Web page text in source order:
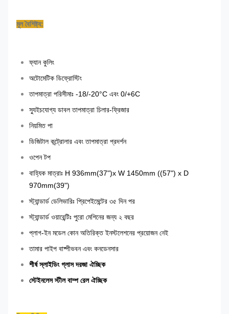
মূল বৈশিষ্ট্য:
ফ্যান কুলিং
অটোমেটিক ডিফ্রোস্টিং
তাপমাত্রা পরিসীমাঃ -18/-20°C এবং 0/+6C
স্যুইচযোগ্য ডাবল তাপমাত্রা চিলার-ফ্রিজার
নিয়মিত পা
ডিজিটাল কন্ট্রোলার এবং তাপমাত্রা প্রদর্শন
ওপেন টপ
বাহ্যিক মাত্রাঃ H 936mm(37")x W 1450mm ((57") x D
970mm(39")
স্ট্যান্ডার্ড ডেলিভারিঃ প্রিপেইমেন্টের ৩৫ দিন পর
স্ট্যান্ডার্ড ওয়ারেন্টিঃ পুরো মেশিনের জন্য ২ বছর
প্লাগ-ইন মডেল কোন অতিরিক্ত ইনস্টলেশনের প্রয়োজন নেই
তামার পাইপ বাষ্পীভবন এবং কনডেনসার
শীর্ষ স্লাইডিং গ্লাস দরজা ঐচ্ছিক
স্টেইনলেস স্টীল বাম্প রেল ঐচ্ছিক